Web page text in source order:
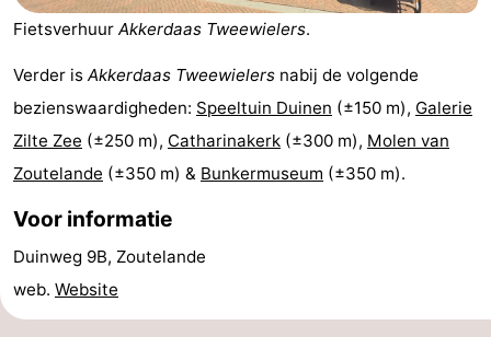
Bed
(&
breakfasts)
Campings
Vakantiehuizen
Last
Zien
Fietsverhuur Akkerdaas Tweewielers.
Verder is Akkerdaas Tweewielers nabij de volgende
bezienswaardigheden: Speeltuin Duinen (±150 m), Galerie
Zilte Zee (±250 m), Catharinakerk (±300 m), Molen van
Zoutelande (±350 m) & Bunkermuseum (±350 m).
Voor informatie
Duinweg 9B, Zoutelande
web. Website